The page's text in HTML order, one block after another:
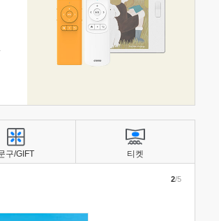
롯
2/5
구/GIFT 티켓